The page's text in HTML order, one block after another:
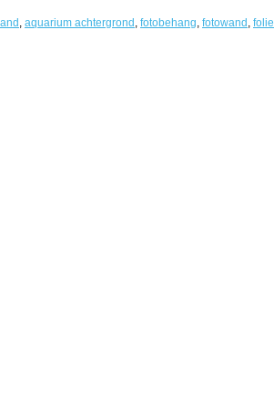
, aquarium achtergrond , fotobehang, fotowand , folie